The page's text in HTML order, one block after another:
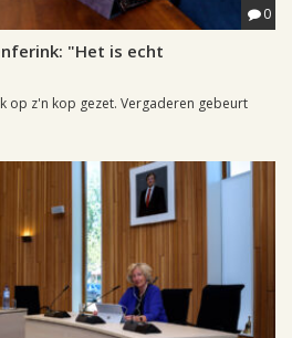
0
"Het is echt
op z'n kop gezet. Vergaderen gebeurt